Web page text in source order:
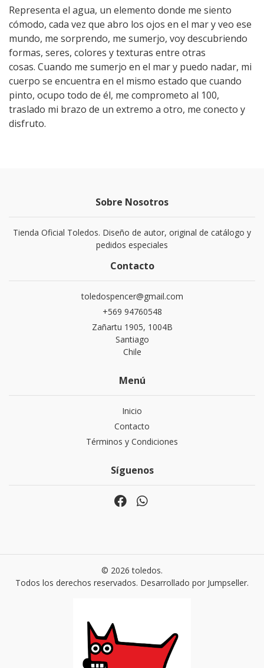
Representa el agua, un elemento donde me siento
cómodo, cada vez que abro los ojos en el mar y veo ese
mundo, me sorprendo, me sumerjo, voy descubriendo
formas, seres, colores y texturas entre otras
cosas. Cuando me sumerjo en el mar y puedo nadar, mi
cuerpo se encuentra en el mismo estado que cuando
pinto, ocupo todo de él, me comprometo al 100,
traslado mi brazo de un extremo a otro, me conecto y
disfruto.
Sobre Nosotros
Tienda Oficial Toledos. Diseño de autor, original de catálogo y
pedidos especiales
Contacto
toledospencer@gmail.com
+569 94760548
Zañartu 1905, 1004B
Santiago
Chile
Menú
Inicio
Contacto
Términos y Condiciones
Síguenos
© 2026 toledos.
Todos los derechos reservados. Desarrollado por Jumpseller.